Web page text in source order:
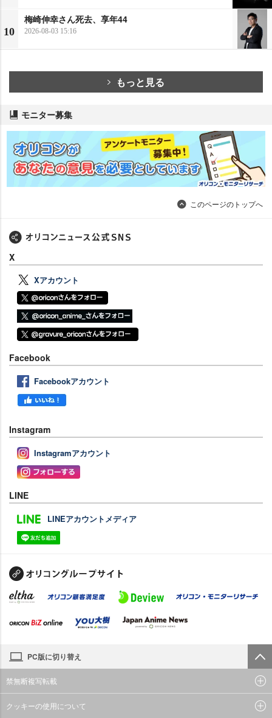
10
梅崎伸幸さん死去、享年44
2026-08-03 15:16
もっと見る
モニター募集
このページのトップへ
X
Xアカウント
Facebook
Facebookアカウント
Instagram
Instagramアカウント
LINE
LINEアカウントメディア
PC版に切り替え
禁無断複写転載
クッキーの使用について